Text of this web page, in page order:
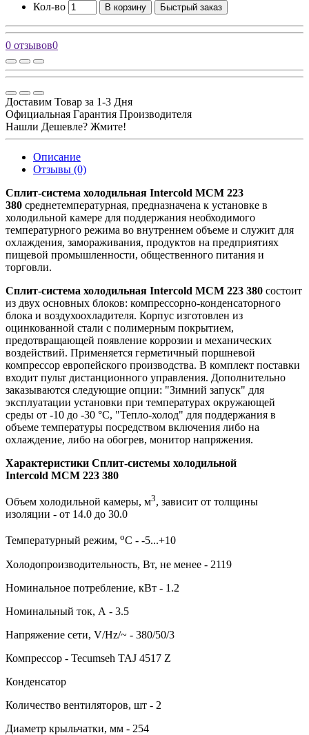
Кол-во В корзину Быстрый заказ
0 отзывов0
Доставим Товар за 1-3 Дня
Официальная Гарантия Производителя
Нашли Дешевле? Жмите!
Описание
Отзывы (0)
Сплит-система холодильная Intercold MCM 223
380 среднетемпературная, предназначена к установке в
холодильной камере для поддержания необходимого
температурного режима во внутреннем объеме и служит для
охлаждения, замораживания, продуктов на предприятиях
пищевой промышленности, общественного питания и
торговли.
Сплит-система холодильная Intercold MCM 223 380 состоит
из двух основных блоков: компрессорно-конденсаторного
блока и воздухоохладителя. Корпус изготовлен из
оцинкованной стали с полимерным покрытием,
предотвращающей появление коррозии и механических
воздействий. Применяется герметичный поршневой
компрессор европейского производства. В комплект поставки
входит пульт дистанционного управления. Дополнительно
заказываются следующие опции: "Зимний запуск" для
эксплуатации установки при температурах окружающей
среды от -10 до -30 °C, "Тепло-холод" для поддержания в
объеме температуры посредством включения либо на
охлаждение, либо на обогрев, монитор напряжения.
Характеристики Сплит-системы холодильной
Intercold MCM 223 380
Объем холодильной камеры, м3, зависит от толщины
изоляции - от 14.0 до 30.0
Температурный режим, оС - -5...+10
Холодопроизводительность, Вт, не менее - 2119
Номинальное потребление, кВт - 1.2
Номинальный ток, А - 3.5
Напряжение сети, V/Hz/~ - 380/50/3
Компрессор - Tecumseh TAJ 4517 Z
Конденсатор
Количество вентиляторов, шт - 2
Диаметр крыльчатки, мм - 254